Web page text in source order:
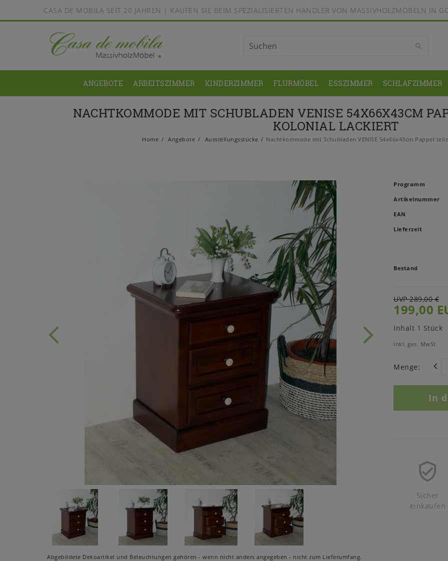
CASA DE MOBILA SEIT 20 JAHREN | KAUFEN SIE BEIM SPEZIALISIERTEN HÄNDLER VON MASSIVHOLZMÖBELN IN
ANGEBOTE ARBEITSZIMMER KINDERZIMMER FLURMÖBEL ESSZIMMER SCHLAFZIMMER
NACHTKOMMODE MIT SCHUBLADEN VENISE 54X66X43CM
KOLONIAL LACKIERT
Home Angebote Ausstellungsstücke Nachtkommode mit Schubladen VENISE 54x66x43cm Pappel
Abgebildete Dekoartikel und Beleuchtungen gehören - wenn nicht anders angegeben - nicht zum Lieferumfang.
Programm
Artikelnummer
EAN
Lieferzeit
Bestand
UVP 289,00 €
199,00
Inhalt 1 Stück
inkl. ges. MwSt.
Menge:
In
Sicher
einkaufen